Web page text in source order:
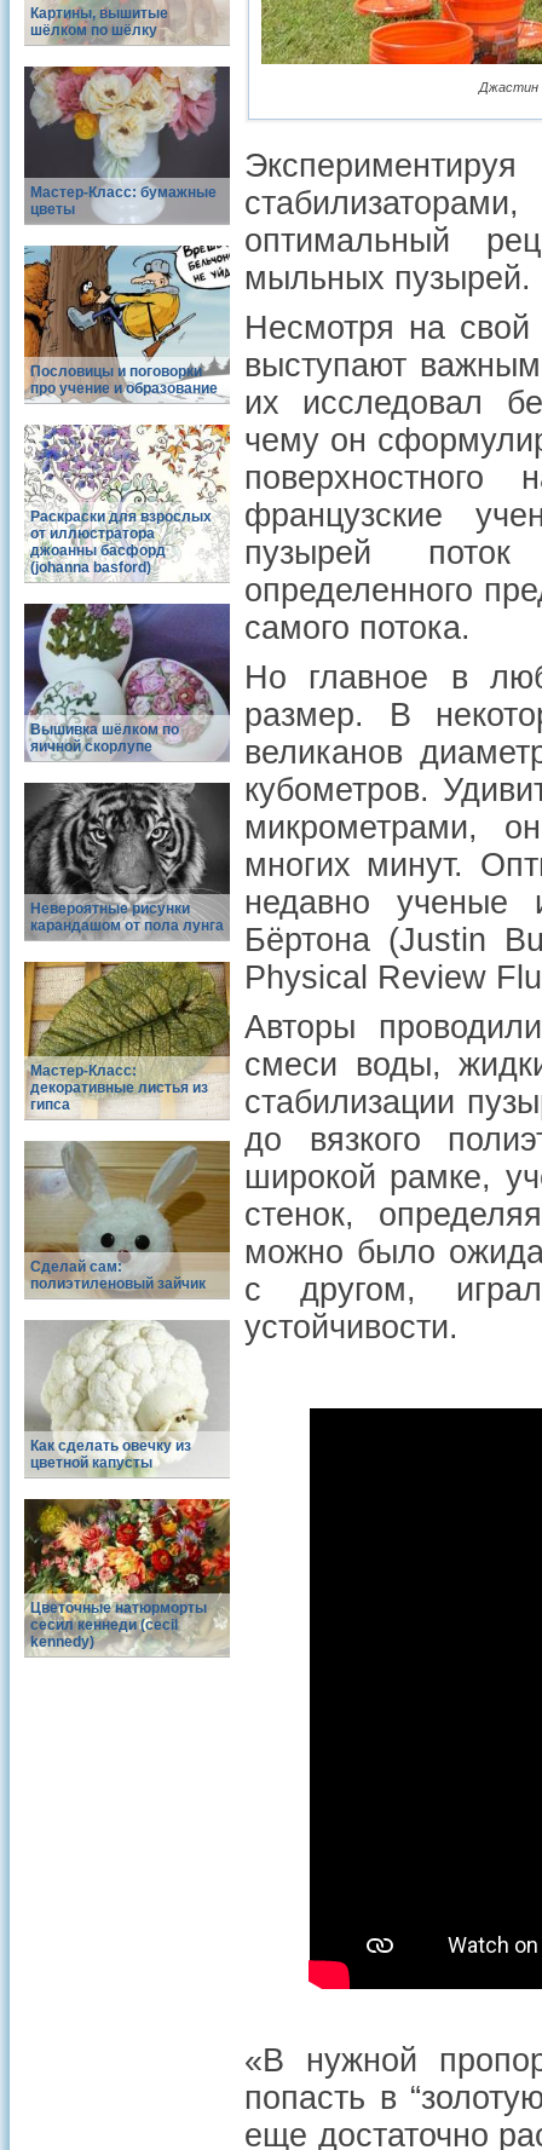
Картины, вышитые
шёлком по шёлку
Мастер-Класс: бумажные
цветы
Пословицы и поговорки
про учение и образование
Раскраски для взрослых
от иллюстратора
джоанны басфорд
(johanna basford)
Вышивка шёлком по
яичной скорлупе
Невероятные рисунки
карандашом от пола лунга
Мастер-Класс:
декоративные листья из
гипса
Сделай сам:
полиэтиленовый зайчик
Как сделать овечку из
цветной капусты
Цветочные натюрморты
сесил кеннеди (cecil
kennedy)
Джастин
оптимальный
мыльных пузырей.
Несмотря на
выступают
их исследовал
чему он
французские
пузырей
определенного
самого потока.
Но главное в
размер. В
великанов
кубометров.
микрометрами,
многих минут.
недавно ученые
Бёртона (Justin
Physical Review
Авторы
смеси воды,
стабилизации
до вязкого
широкой рамке,
стенок,
можно было
с другом,
устойчивости.
«В нужной
попасть в
еще достаточно